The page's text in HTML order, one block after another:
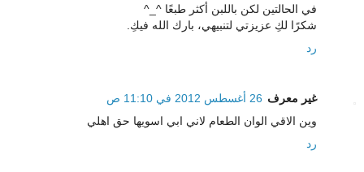
في الحالتين لكن باللبن أكثر طبعًا ^_^
شكرًا لكِ عزيزتي لتنبيهي، بارك الله فيكِ.
رد
غير معرف 26 أغسطس 2012 في 11:10 ص
وين الاقي الوان الطعام لاني ابي اسويها حق اهلي
رد